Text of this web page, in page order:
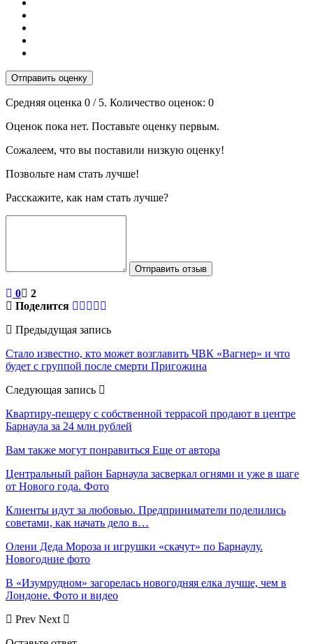
Отправить оценку
Средняя оценка 0 / 5. Количество оценок: 0
Оценок пока нет. Поставьте оценку первым.
Сожалеем, что вы поставили низкую оценку!
Позвольте нам стать лучше!
Расскажите, как нам стать лучше?
Отправить отзыв
0
2
Поделится
Предыдущая запись
Стало известно, кто может возглавить ЧВК «Вагнер» и что
будет с группой после смерти Пригожина
Следующая запись
Квартиру-пещеру с собственной террасой продают в центре
Барнаула за 24 млн рублей
Вам также могут понравиться Еще от автора
Центральный район Барнаула засверкал огнями и уже в шаге
от Нового года. Фото
Клиенты идут за любовью. Предприниматели поделились
советами, как начать дело в…
Олени Деда Мороза и игрушки «скачут» по Барнаулу.
Новогодние фото
В «Изумрудном» загорелась новогодняя елка лучше, чем в
Лондоне. Фото и видео
Prev Next